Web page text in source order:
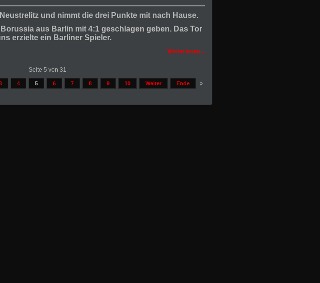
und nimmt die drei Punkte mit nach Hause.
aus Barlin mit 4:1 geschlagen geben. Das Tor
erzielte ein Barliner Spieler.
Weiterlesen...
Seite 5 von 31
4 5 6 7 8 9 10 Weiter Ende »